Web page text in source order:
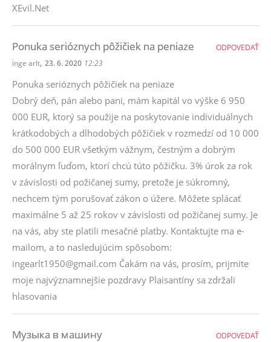
XEvil.Net
Ponuka serióznych pôžičiek na peniaze
inge arlt, 23. 6. 2020 12:23
Ponuka serióznych pôžičiek na peniaze
Dobrý deň, pán alebo pani, mám kapitál vo výške 6 950
000 EUR, ktorý sa použije na poskytovanie individuálnych
krátkodobých a dlhodobých pôžičiek v rozmedzí od 10 000
do 500 000 EUR všetkým vážnym, čestným a dobrým
morálnym ľuďom, ktorí chcú túto pôžičku. 3% úrok za rok
v závislosti od požičanej sumy, pretože je súkromný,
nechcem tým porušovať zákon o úžere. Môžete splácať
maximálne 5 až 25 rokov v závislosti od požičanej sumy. Je
na vás, aby ste platili mesačné platby. Kontaktujte ma e-
mailom, a to nasledujúcim spôsobom:
ingearlt1950@gmail.com Čakám na vás, prosím, prijmite
moje najvýznamnejšie pozdravy Plaisantíny sa zdržali
hlasovania
ODPOVEDAŤ
Музыка в машину ODPOVEDAŤ